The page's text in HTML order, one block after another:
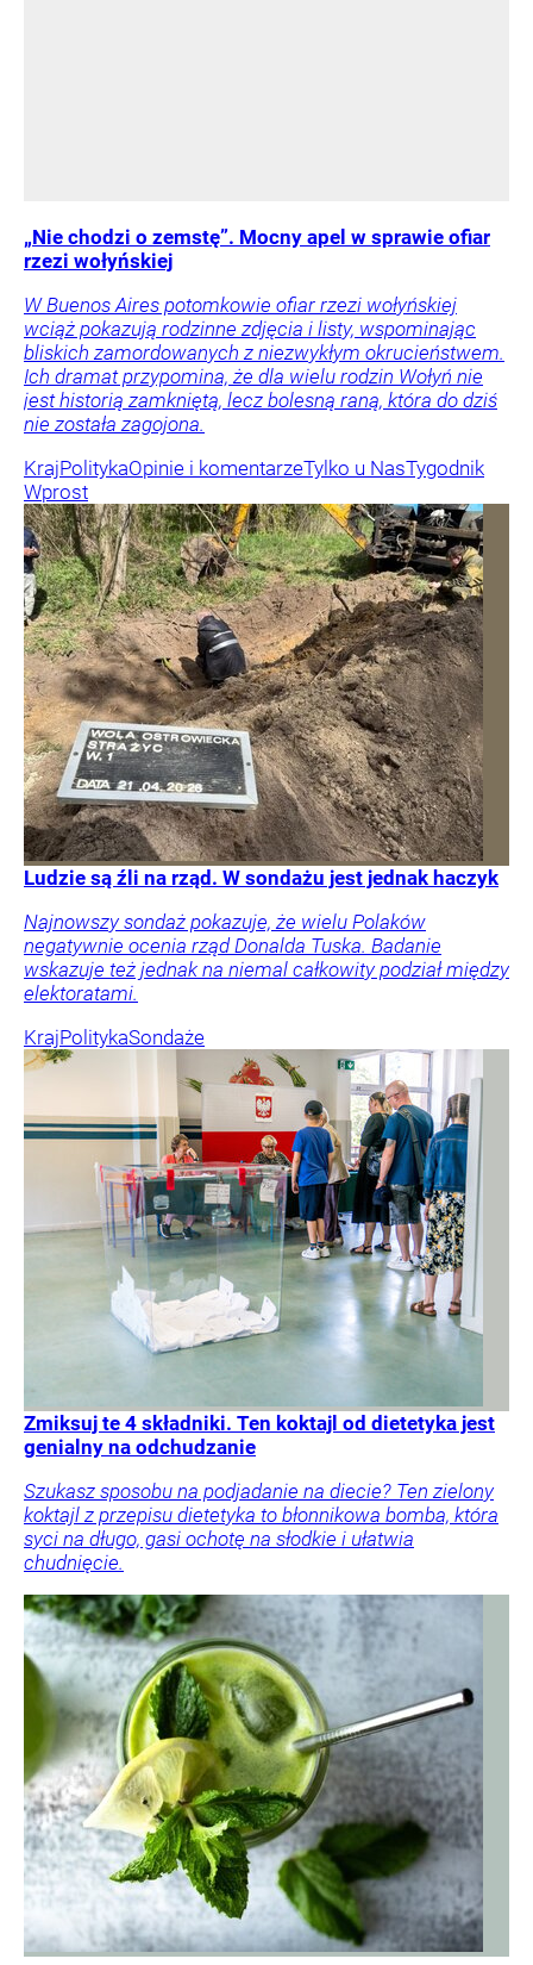
„Nie chodzi o zemstę”. Mocny apel w sprawie ofiar
rzezi wołyńskiej
W Buenos Aires potomkowie ofiar rzezi wołyńskiej
wciąż pokazują rodzinne zdjęcia i listy, wspominając
bliskich zamordowanych z niezwykłym okrucieństwem.
Ich dramat przypomina, że dla wielu rodzin Wołyń nie
jest historią zamkniętą, lecz bolesną raną, która do dziś
nie została zagojona.
KrajPolitykaOpinie i komentarzeTylko u NasTygodnik
Wprost
Ludzie są źli na rząd. W sondażu jest jednak haczyk
Najnowszy sondaż pokazuje, że wielu Polaków
negatywnie ocenia rząd Donalda Tuska. Badanie
wskazuje też jednak na niemal całkowity podział między
elektoratami.
KrajPolitykaSondaże
Zmiksuj te 4 składniki. Ten koktajl od dietetyka jest
genialny na odchudzanie
Szukasz sposobu na podjadanie na diecie? Ten zielony
koktajl z przepisu dietetyka to błonnikowa bomba, która
syci na długo, gasi ochotę na słodkie i ułatwia
chudnięcie.